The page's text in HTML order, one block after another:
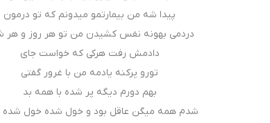
پیدا شه من بیمارتمو میدونم که تو درمون
دردمی بهونه نفس کشیدن من تو هر روز و هر
دادمش رفت هرکی که خواست جای
تورو پر‌کنه یادمه من با غرور گفتی
بهم دورم دیگه پر شده با همه بد
شدم همه میگن عاقل بود و خول شده خول شده